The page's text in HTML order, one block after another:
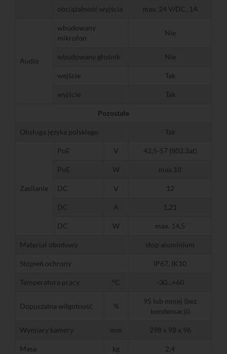
obciążalność wyjścia max. 24 V/DC, 1A
Audio
wbudowany
mikrofon
Nie
wbudowany głośnik Nie
wejście Tak
wyjście Tak
Pozostałe
Obsługa języka polskiego Tak
Zasilanie
PoE V 42,5-57 (802.3at)
PoE W max.18
DC V 12
DC A 1,21
DC W max. 14,5
Materiał obudowy stop aluminium
Stopień ochrony IP67, IK10
Temperatura pracy °C -30...+60
Dopuszalna wilgotność %
95 lub mniej (bez
kondensacji)
Wymiary kamery mm 298 x 98 x 96
Masa kg 2,4